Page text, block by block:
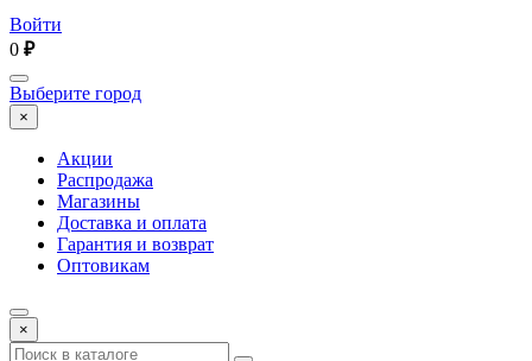
Войти
0 ₽
Выберите город
×
Акции
Распродажа
Магазины
Доставка и оплата
Гарантия и возврат
Оптовикам
×